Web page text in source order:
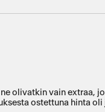
olivatkin vain extraa,
ostettuna hinta